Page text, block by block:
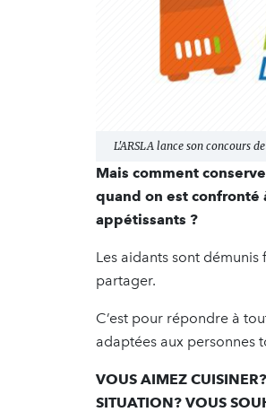
L'ARSLA lance son concours
Mais comment
quand on est confronté
appétissants ?
Les aidants sont
partager.
C’est pour répondre à
adaptées aux personnes
VOUS AIMEZ
SITUATION? VOUS